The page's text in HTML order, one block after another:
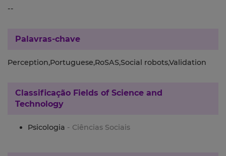
--
Palavras-chave
Perception,Portuguese,RoSAS,Social robots,Validation
Classificação Fields of Science and
Technology
Psicologia - Ciências Sociais